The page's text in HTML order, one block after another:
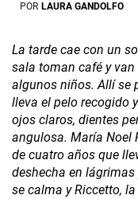
POR LAURA GANDOLFO
La tarde cae con un
sala toman café y
algunos niños. Allí se
lleva el pelo recogido
ojos claros, dientes
angulosa. María Noel
de cuatro años que
deshecha en
se calma y Riccetto,